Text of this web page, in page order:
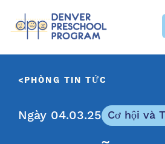
PHÒNG TIN TỨC
Ngày 04.03.25 Cơ hội và